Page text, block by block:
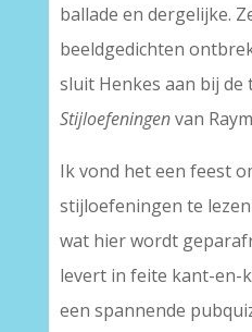
ballade en dergelijke.
beeldgedichten
sluit Henkes aan bij de
Stijloefeningenvan
Ik vond het een feest
stijloefeningen te
wat hier wordt
levert in feite kant-en-
een spannende